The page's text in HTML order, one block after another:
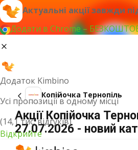
Актуальні акції завжди
Додати в Chrome –
Додаток Kimbino
Усі пропозиції в одному місці
(14,1 тис. відгуків)
Відкрийте
Копійочка Тернопіль
Акції Копійочка
27.07.2026 - новий